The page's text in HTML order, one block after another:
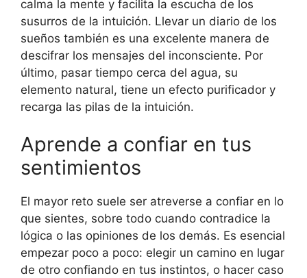
calma la mente y facilita la escucha de los
susurros de la intuición. Llevar un diario de los
sueños también es una excelente manera de
descifrar los mensajes del inconsciente. Por
último, pasar tiempo cerca del agua, su
elemento natural, tiene un efecto purificador y
recarga las pilas de la intuición.
Aprende a confiar en tus
sentimientos
El mayor reto suele ser atreverse a confiar en lo
que sientes, sobre todo cuando contradice la
lógica o las opiniones de los demás. Es esencial
empezar poco a poco: elegir un camino en lugar
de otro confiando en tus instintos, o hacer caso